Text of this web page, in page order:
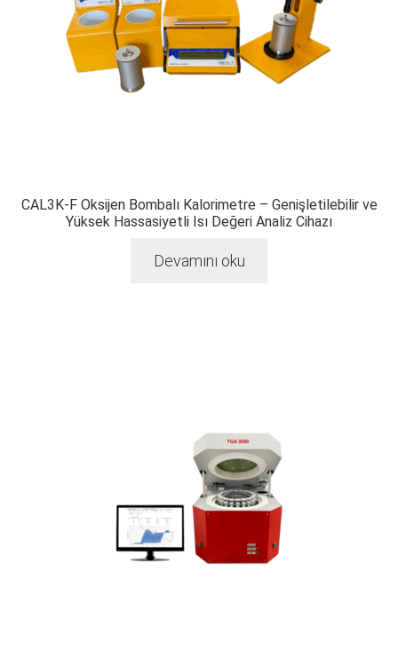
CAL3K-F Oksijen Bombalı Kalorimetre – Genişletilebilir ve
Yüksek Hassasiyetli Isı Değeri Analiz Cihazı
Devamını oku